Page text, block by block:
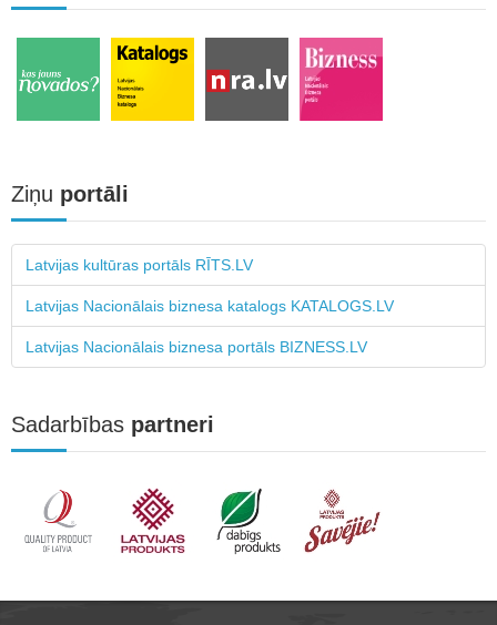
Ziņu portāli
Latvijas kultūras portāls RĪTS.LV
Latvijas Nacionālais biznesa katalogs KATALOGS.LV
Latvijas Nacionālais biznesa portāls BIZNESS.LV
Sadarbības partneri